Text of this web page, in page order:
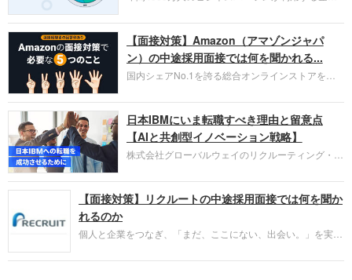
お勧めするイチオシ企業をご紹介します。今回はク
ラウド型CRMプラットフォームを提供する
HubSpot Japan（ハブスポット・ジャパン）株式会
社です。採用面接対策の企業研究にご活用くださ
い。
【面接対策】Amazon（アマゾンジャパ
ン）の中途採用面接では何を聞かれる...
国内シェアNo.1を誇る総合オンラインストアを運
圧倒的な存在感を持つAmazon。中途採用面接では
過去の具体的な業務成果やリーダーシップの発揮、
失敗からの学びが重視され、人間性やカルチャーフ
ィットも評価対象となり、長期的に成長できる仲間
であるかを多角的に審査されます。
日本IBMにいま転職すべき理由と留意点
【AIと共創型イノベーション戦略】
株式会社グローバルウェイのリクルーティング・パ
パーソンが利用する企業口コミサイト「キャリコ
ネ」の転職エージェントがお勧めするイチオシ企業
IBMです。採用面接対策の企業研究にご活用くださ
い。
【面接対策】リクルートの中途採用面接では何を聞か
れるのか
個人と企業をつなぎ、「まだ、ここにない、出会い。」を実現
やこれまでの成果を具体的に問われるほか、「人間性」も評価